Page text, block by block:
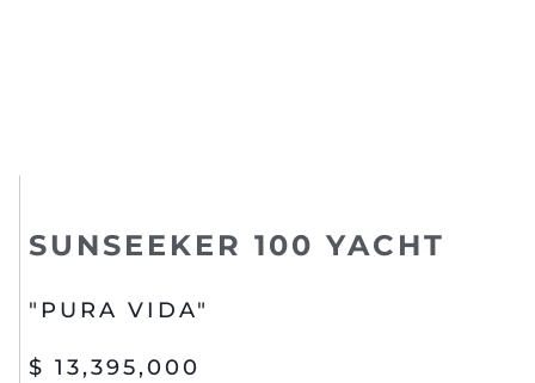
SUNSEEKER 100 YACHT
"PURA VIDA"
$ 13,395,000